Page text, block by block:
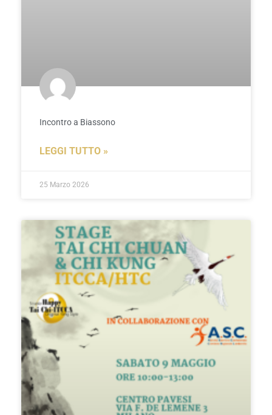
Incontro a Biassono
LEGGI TUTTO »
25 Marzo 2026